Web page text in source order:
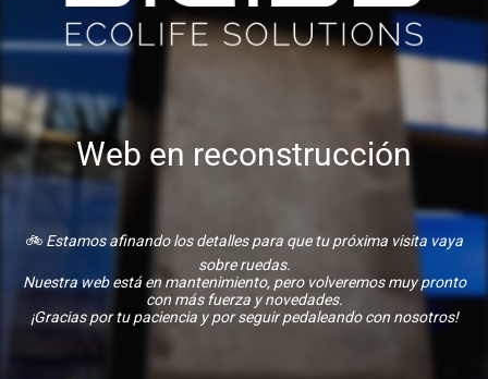
Web en reconstrucción
🚲 Estamos afinando los detalles para que tu próxima visita vaya
sobre ruedas.
Nuestra web está en mantenimiento, pero volveremos muy pronto
con más fuerza y novedades.
¡Gracias por tu paciencia y por seguir pedaleando con nosotros!